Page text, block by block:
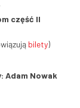
część II
bilety)
Adam Nowak